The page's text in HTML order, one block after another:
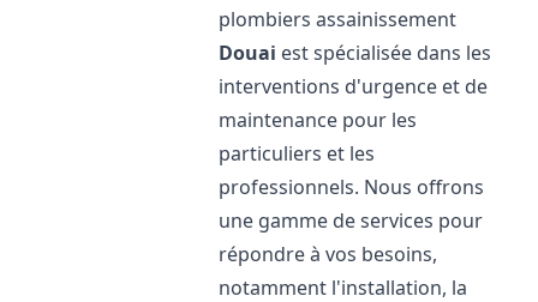
plombiers assainissement
Douai est spécialisée dans les
interventions d'urgence et de
maintenance pour les
particuliers et les
professionnels. Nous offrons
une gamme de services pour
répondre à vos besoins,
notamment l'installation, la